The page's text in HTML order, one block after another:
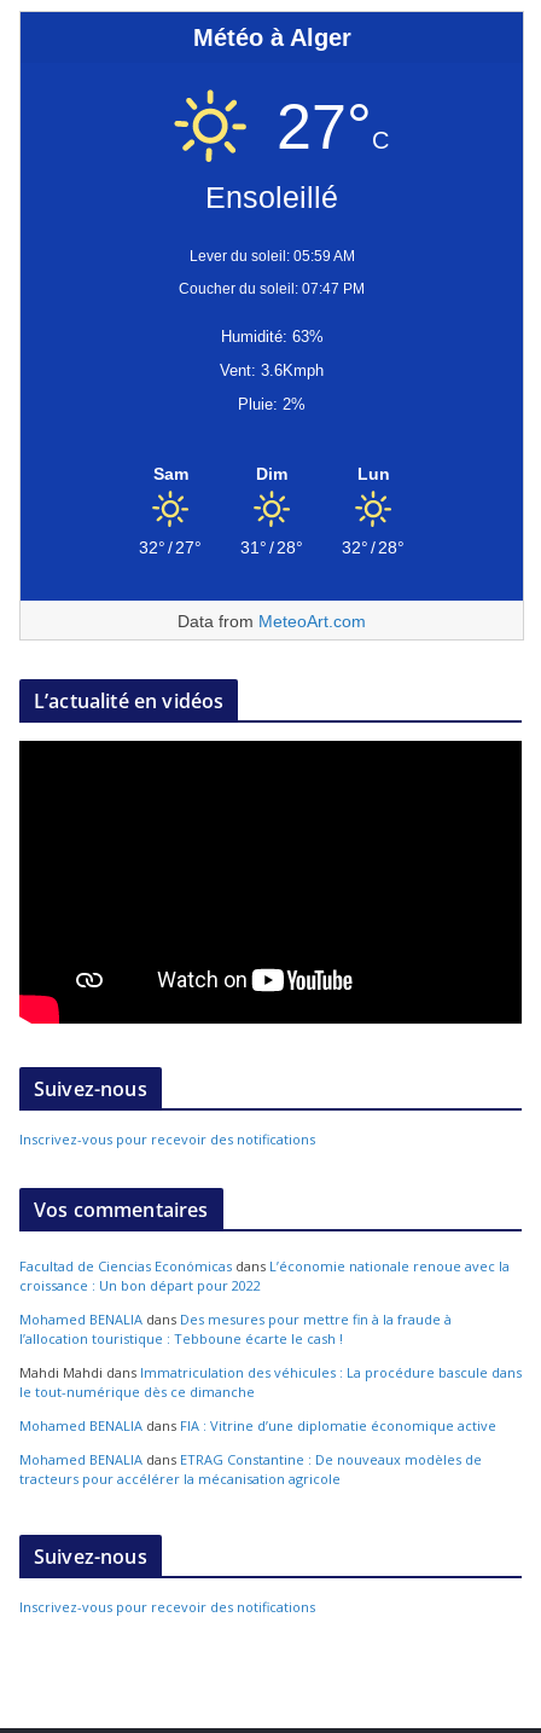
Météo à Alger
27°C
Ensoleillé
Lever du soleil: 05:59 AM
Coucher du soleil: 07:47 PM
Humidité: 63%
Vent: 3.6Kmph
Pluie: 2%
Sam
32°/27°
Dim
31°/28°
Lun
32°/28°
Data from MeteoArt.com
L’actualité en vidéos
Suivez-nous
Inscrivez-vous pour recevoir des notifications
Vos commentaires
Facultad de Ciencias Económicas dans L’économie nationale renoue avec la
croissance : Un bon départ pour 2022
Mohamed BENALIA dans Des mesures pour mettre fin à la fraude à
l’allocation touristique : Tebboune écarte le cash !
Mahdi Mahdi dans Immatriculation des véhicules : La procédure bascule dans
le tout-numérique dès ce dimanche
Mohamed BENALIA dans FIA : Vitrine d’une diplomatie économique active
Mohamed BENALIA dans ETRAG Constantine : De nouveaux modèles de
tracteurs pour accélérer la mécanisation agricole
Suivez-nous
Inscrivez-vous pour recevoir des notifications